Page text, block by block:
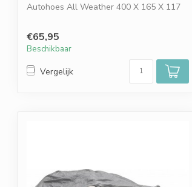
Autohoes All Weather 400 X 165 X 117
€65,95
Beschikbaar
Vergelijk